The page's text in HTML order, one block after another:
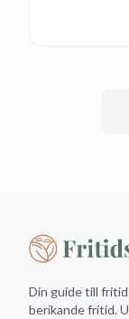
Din guide till
berikande fritid.